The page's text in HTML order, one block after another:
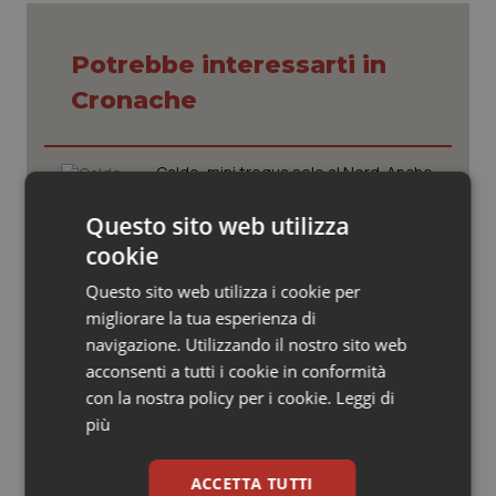
Veneto
Oncoematologia
Psoriasi & pelle
Quotidiano Cardiologia
Quotidiano Chirurgia
Quotidiano Oncologia
Quotidiano Pediatria
Rene & patologie urogenitali
Potrebbe interessarti in
Cronache
Caldo, mini tregua solo al Nord. Anche
dell’ondata: il 7 agosto restano 26
città da bollino rosso, l’8 scendono a
19
Consip, al via la prima gara dedicata
alla salute della mammella: accordo
AI Act, in vigore gli obblighi di
Questo sito web utilizza
cookie
Questo sito web utilizza i cookie per
migliorare la tua esperienza di
navigazione. Utilizzando il nostro sito web
acconsenti a tutti i cookie in conformità
con la nostra policy per i cookie. Leggi di
più
ACCETTA TUTTI